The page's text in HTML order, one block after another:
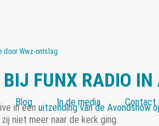
Blog In de media Contact
door Wwz-ontslag
FUNX RADIO IN
in een uitzending van de Avondshow
niet meer naar de kerk ging.